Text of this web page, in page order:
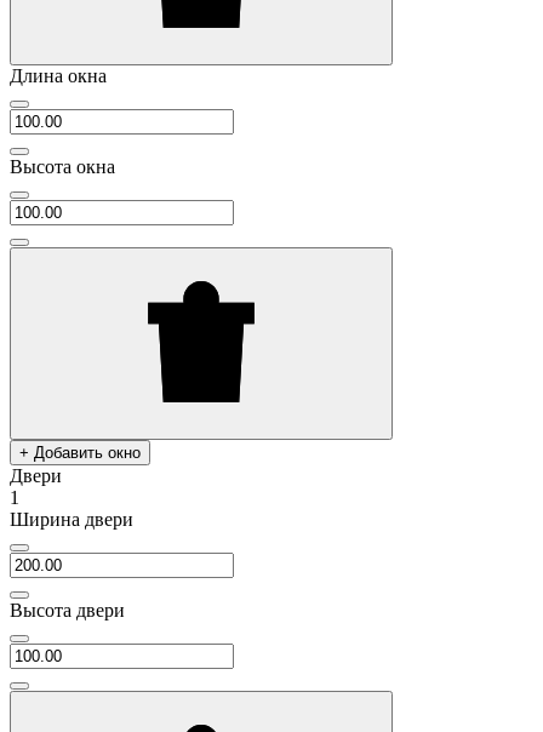
Длина окна
Высота окна
+ Добавить окно
Двери
1
Ширина двери
Высота двери